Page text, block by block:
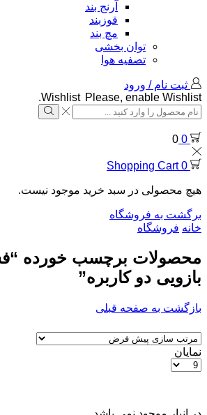
آرنج بند
قوزبند
مچ بند
توان بخشی
تصفیه هوا
ثبت نام / ورود
Wishlist Please, enable Wishlist.
0
0
0
Shopping Cart
هیچ محصولی در سبد خرید موجود نیست.
برگشت به فروشگاه
خانه فروشگاه
محصولات برچسب خورده
بازویی دو کاربره”
بازگشت به صفحه قبلی
نمایان